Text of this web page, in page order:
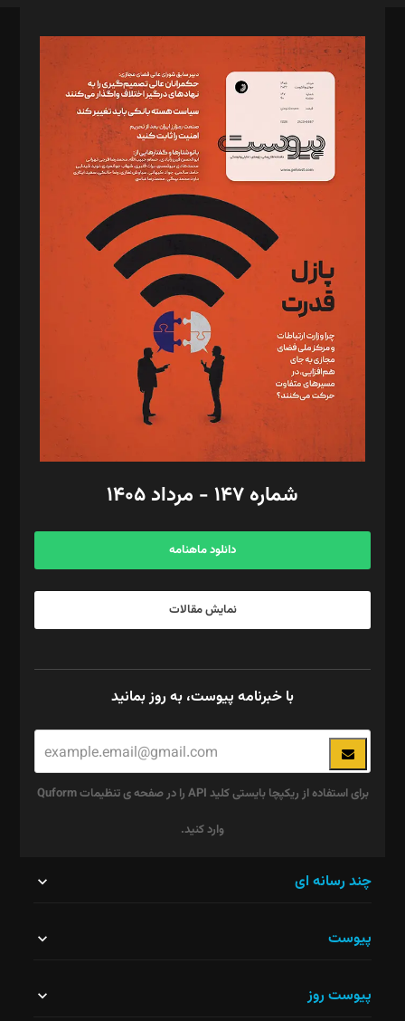
مدیر مسئول: محمدباقر اثنی‌عشری
سردبیر: مهرک محمودی
دبیر تحریریه: میثم قاسمی
د‌بیر ناداستان: سمانه سمیع
د‌بیر خدمت و تجارت: ابوالفضل رجبی
د‌بیر حقوق فناوری: حسام‌الدین ایپکچی
د‌بیر پیوست جهان: مینا پاکدل
د‌بیر تحریریه آنلاین: بابک نقاش
تحریریه‌: مجتبی محمود‌ی، آرش برهمند، یسنا امان‌پور، سروش کرمیان،
مصطفی مسجدی آرانی، ابوالفضل رجبی، زهرا فکرانه، فائزه فتحی
رستمی،مصطفی باستان
ویرایش: نگار استاد‌‌آقا
طراح یونیفرم: مجید توکلی
فیلمبرداری و عکاسی: امیر شفیعی، مانی لطفی زاده
گرافیک و صفحه‌آرایی: سید‌سبحان‌علی ثابت
مد‌یر توسعه تجاری: کامبیز برید‌
امور مالی: شاپور رهبری، محمد‌ کاظمی‌نیا
آگهی و مشترکین: ۰۹۱۹۹۹۹۰۴۵۴
شماره ۱۴۷ - مرداد ۱۴۰۵
دانلود ماهنامه
نمایش مقالات
با خبرنامه پیوست، به روز بمانید
برای استفاده از ریکپچا بایستی کلید API را در صفحه ی تنظیمات Quform
وارد کنید.
نباید
چند رسانه ای
پیوست
پیوست روز